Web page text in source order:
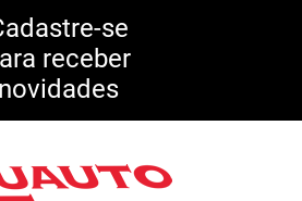
DE DESCONTO
CASHBACK
Regulamento
se
receber
novidades